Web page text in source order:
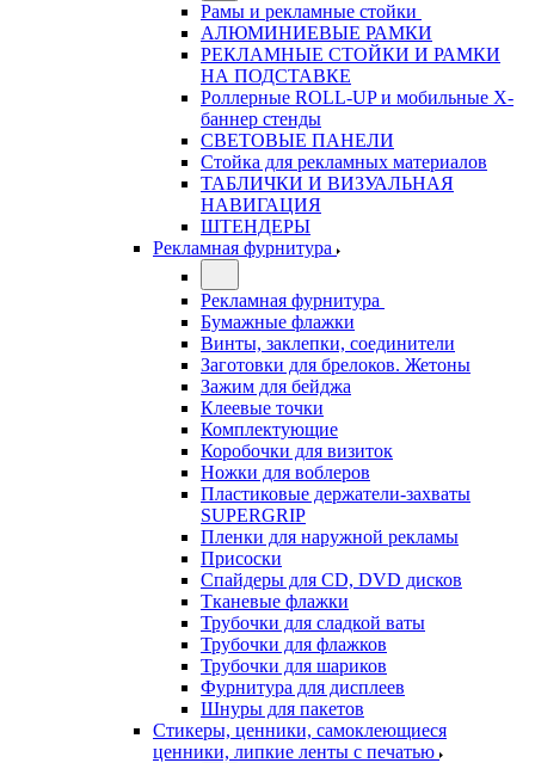
Рамы и рекламные стойки
АЛЮМИНИЕВЫЕ РАМКИ
РЕКЛАМНЫЕ СТОЙКИ И РАМКИ
НА ПОДСТАВКЕ
Роллерные ROLL-UP и мобильные X-
баннер стенды
СВЕТОВЫЕ ПАНЕЛИ
Стойка для рекламных материалов
ТАБЛИЧКИ И ВИЗУАЛЬНАЯ
НАВИГАЦИЯ
ШТЕНДЕРЫ
Рекламная фурнитура
Рекламная фурнитура
Бумажные флажки
Винты, заклепки, соединители
Заготовки для брелоков. Жетоны
Зажим для бейджа
Клеевые точки
Комплектующие
Коробочки для визиток
Ножки для воблеров
Пластиковые держатели-захваты
SUPERGRIP
Пленки для наружной рекламы
Присоски
Спайдеры для CD, DVD дисков
Тканевые флажки
Трубочки для сладкой ваты
Трубочки для флажков
Трубочки для шариков
Фурнитура для дисплеев
Шнуры для пакетов
Стикеры, ценники, самоклеющиеся
ценники, липкие ленты с печатью